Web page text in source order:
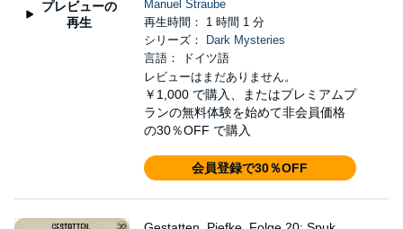
プレビューの
再生
Manuel Straube
再生時間： 1 時間 1 分
シリーズ：
Dark Mysteries
言語： ドイツ語
レビューはまだありません。
￥1,000 で購入、またはプレミアムプ
ランの無料体験を始めて非会員価格
の30％OFF で購入
会員登録で30％OFF